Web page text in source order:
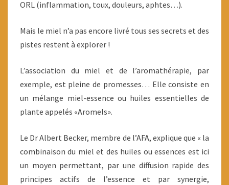
ORL (inflammation, toux, douleurs, aphtes…).
Mais le miel n’a pas encore livré tous ses secrets et des
pistes restent à explorer !
L’association du miel et de l’aromathérapie, par
exemple, est pleine de promesses… Elle consiste en
un mélange miel-essence ou huiles essentielles de
plante appelés «Aromels».
Le Dr Albert Becker, membre de l’AFA, explique que « la
combinaison du miel et des huiles ou essences est ici
un moyen permettant, par une diffusion rapide des
principes actifs de l’essence et par synergie,